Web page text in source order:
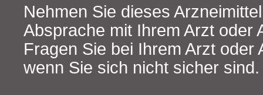
Nehmen Sie dieses
Absprache mit Ihrem Arzt oder
Fragen Sie bei Ihrem Arzt oder
wenn Sie sich nicht sicher sind.